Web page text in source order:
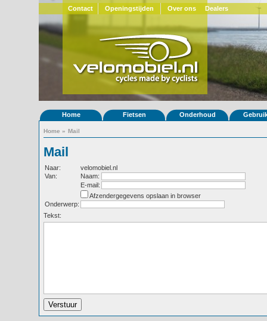
Contact Openingstijden Over ons Dealers
Home Fietsen Onderhoud
Home » Mail
Mail
Naar:
velomobiel.nl
Van:
Naam:
E-mail:
Afzendergegevens opslaan in browser
Onderwerp:
Tekst: